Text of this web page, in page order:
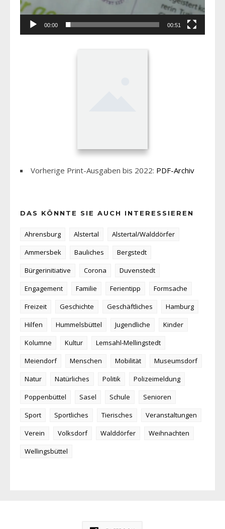
00:00 00:51
Vorherige Print-Ausgaben bis 2022: PDF-Archiv
DAS KÖNNTE SIE AUCH INTERESSIEREN
Ahrensburg Alstertal
Alstertal/Walddörfer
Ammersbek
Bauliches
Bergstedt
Bürgerinitiative
Corona
Duvenstedt
Engagement
Familie Ferientipp
Formsache
Freizeit
Geschichte Geschäftliches
Hamburg
Hilfen
Hummelsbüttel Jugendliche
Kinder
Kolumne
Kultur
Lemsahl-Mellingstedt
Meiendorf
Menschen Mobilität
Museumsdorf
Natur
Natürliches Politik
Polizeimeldung
Poppenbüttel
Sasel Schule
Senioren
Sport
Sportliches Tierisches
Veranstaltungen
Verein
Volksdorf Walddörfer
Weihnachten
Wellingsbüttel